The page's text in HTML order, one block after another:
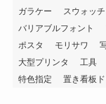
ガラケー
スウォッチ
バリアブルフォント
ポスタ
モリサワ
大型プリンタ
工具
特色指定
置き看板